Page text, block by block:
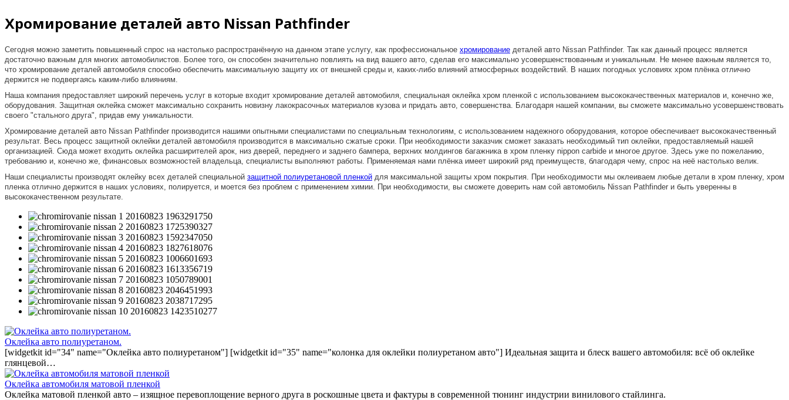
Хромирование деталей авто Nissan Pathfinder
Сегодня можно заметить повышенный спрос на настолько распространённую на данном этапе услугу, как профессиональное хромирование деталей авто Nissan Pathfinder. Так как данный процесс является
достаточно важным для многих автомобилистов. Более того, он способен значительно повлиять на вид вашего авто, сделав его максимально усовершенствованным и уникальным. Не менее важным является то,
что хромирование деталей автомобиля способно обеспечить максимальную защиту их от внешней среды и, каких-либо влияний атмосферных воздействий. В наших погодных условиях хром плёнка отлично
держится не подвергаясь каким-либо влияниям.
Наша компания предоставляет широкий перечень услуг в которые входит хромирование деталей автомобиля, специальная оклейка хром пленкой с использованием высококачественных материалов и, конечно же,
оборудования. Защитная оклейка сможет максимально сохранить новизну лакокрасочных материалов кузова и придать авто, совершенства. Благодаря нашей компании, вы сможете максимально усовершенствовать
своего "стального друга", придав ему уникальности.
Хромирование деталей авто Nissan Pathfinder производится нашими опытными специалистами по специальным технологиям, с использованием надежного оборудования, которое обеспечивает высококачественный
результат. Весь процесс защитной оклейки деталей автомобиля производится в максимально сжатые сроки. При необходимости заказчик сможет заказать необходимый тип оклейки, предоставляемый нашей
организацией. Сюда может входить оклейка расширителей арок, низ дверей, переднего и заднего бампера, верхних молдингов багажника в хром пленку nippon carbide и многое другое. Здесь уже по пожеланию,
требованию и, конечно же, финансовых возможностей владельца, специалисты выполняют работы. Применяемая нами плёнка имеет широкий ряд преимуществ, благодаря чему, спрос на неё настолько велик.
Наши специалисты производят оклейку всех деталей специальной защитной полиуретановой пленкой для максимальной защиты хром покрытия. При необходимости мы оклеиваем любые детали в хром пленку, хром
пленка отлично держится в наших условиях, полируется, и моется без проблем с применением химии. При необходимости, вы сможете доверить нам сой автомобиль Nissan Pathfinder и быть уверенны в
высококачественном результате.
Оклейка авто полиуретаном.
[widgetkit id="34" name="Оклейка авто полиуретаном"] [widgetkit id="35" name="колонка для оклейки полиуретаном авто"] Идеальная защита и блеск вашего автомобиля: всё об оклейке
глянцевой…
Оклейка автомобиля матовой пленкой
Оклейка матовой пленкой авто – изящное перевоплощение верного друга в роскошные цвета и фактуры в современной тюнинг индустрии винилового стайлинга.